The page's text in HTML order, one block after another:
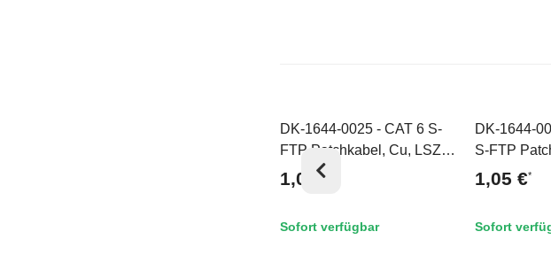
Top
DK-1644-0025 - CAT 6 S-
FTP Patchkabel, Cu, LSZH
AWG 27/7, 0,25 m, Grau
1,05 €
Sofort verfügbar
Top
DK-1644-
S-FTP
LSZH AWG
Schwarz
1,05 €*
Sofort